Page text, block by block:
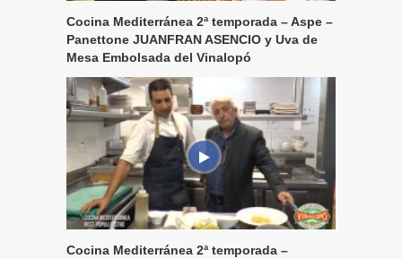
Cocina Mediterránea 2ª temporada – Aspe –
Panettone JUANFRAN ASENCIO y Uva de
Mesa Embolsada del Vinalopó
Cocina Mediterránea 2ª temporada –